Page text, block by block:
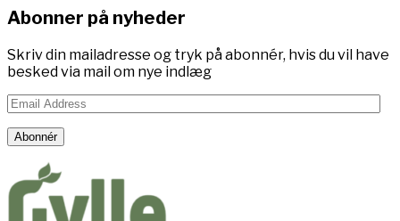
Abonner på nyheder
Skriv din mailadresse og tryk på abonnér, hvis du vil have
besked via mail om nye indlæg
Email
Address
Abonnér